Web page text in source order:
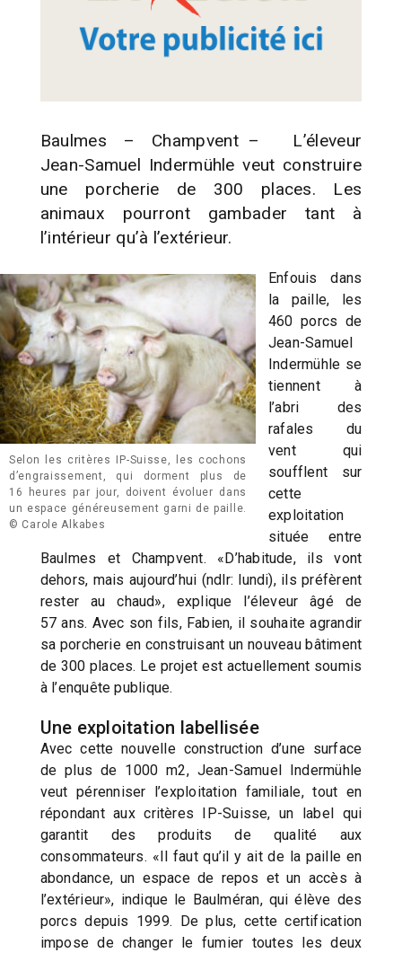
Baulmes – Champvent – L’éleveur
Jean-Samuel Indermühle veut construire
une porcherie de 300 places. Les
animaux pourront gambader tant à
l’intérieur qu’à l’extérieur.
Selon les critères IP-Suisse, les cochons
d’engraissement, qui dorment plus de
16 heures par jour, doivent évoluer dans
un espace généreusement garni de paille.
© Carole Alkabes
Enfouis dans
la paille, les
460 porcs de
Jean-Samuel
Indermühle se
tiennent à
l’abri des
rafales du
vent qui
soufflent sur
cette
exploitation
située entre
Baulmes et Champvent. «D’habitude, ils vont
dehors, mais aujourd’hui (ndlr: lundi), ils préfèrent
rester au chaud», explique l’éleveur âgé de
57 ans. Avec son fils, Fabien, il souhaite agrandir
sa porcherie en construisant un nouveau bâtiment
de 300 places. Le projet est actuellement soumis
à l’enquête publique.
Une exploitation labellisée
Avec cette nouvelle construction d’une surface
de plus de 1000 m2, Jean-Samuel Indermühle
veut pérenniser l’exploitation familiale, tout en
répondant aux critères IP-Suisse, un label qui
garantit des produits de qualité aux
consommateurs. «Il faut qu’il y ait de la paille en
abondance, un espace de repos et un accès à
l’extérieur», indique le Baulméran, qui élève des
porcs depuis 1999. De plus, cette certification
impose de changer le fumier toutes les deux